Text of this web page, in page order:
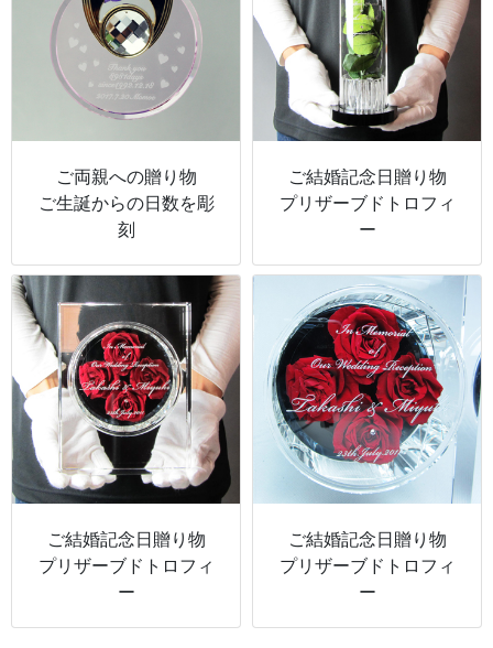
ご両親への贈り物
ご生誕からの日数を彫
刻
ご結婚記念日贈り物
プリザーブドトロフィ
ー
ご結婚記念日贈り物
プリザーブドトロフィ
ー
ご結婚記念日贈り物
プリザーブドトロフィ
ー